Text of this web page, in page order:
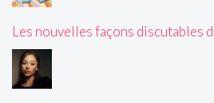
Les nouvelles façons discutables